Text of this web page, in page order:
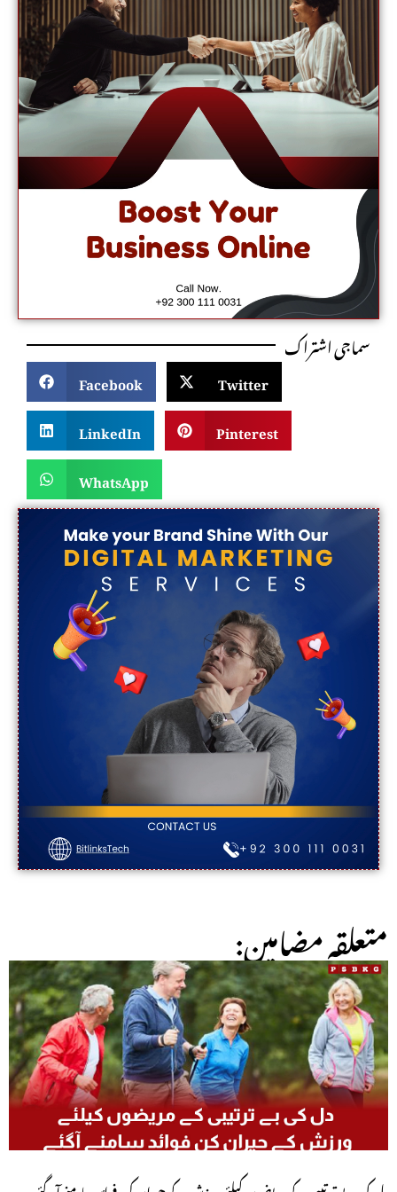
سماجی اشتراک
Facebook
Twitter
LinkedIn
Pinterest
WhatsApp
:متعلقہ مضامین